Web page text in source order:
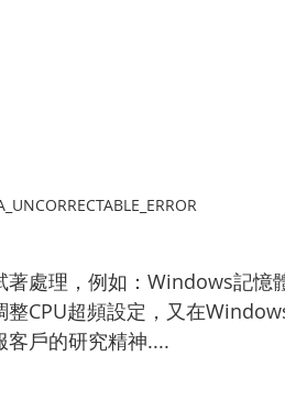
著處理，例如：Windows記憶
CPU超頻設定，又在
戶的研究精神....